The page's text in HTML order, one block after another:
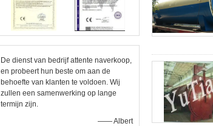
De dienst van bedrijf attente naverkoop,
en probeert hun beste om aan de
behoefte van klanten te voldoen. Wij
zullen een samenwerking op lange
termijn zijn.
—— Albert